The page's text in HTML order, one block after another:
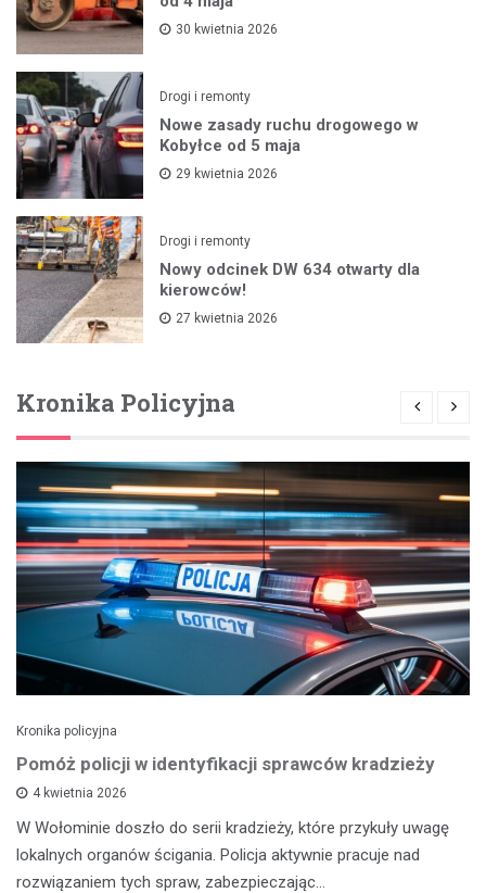
30 kwietnia 2026
Drogi i remonty
Nowe zasady ruchu drogowego w
Kobyłce od 5 maja
29 kwietnia 2026
Drogi i remonty
Nowy odcinek DW 634 otwarty dla
kierowców!
27 kwietnia 2026
Kronika Policyjna
Kronika policyjna
Pomóż policji w identyfikacji sprawców kradzieży
4 kwietnia 2026
W Wołominie doszło do serii kradzieży, które przykuły uwagę
lokalnych organów ścigania. Policja aktywnie pracuje nad
rozwiązaniem tych spraw, zabezpieczając…